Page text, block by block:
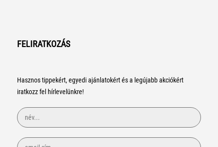
FELIRATKOZÁS
Hasznos tippekért, egyedi ajánlatokért és a legújabb akciókért
iratkozz fel hírlevelünkre!